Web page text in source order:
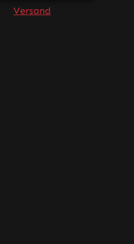
Versand